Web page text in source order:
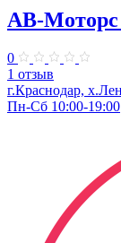
АВ-Моторс
0
1 отзыв
г.Краснодар,
Пн-Сб 10:00-19:00